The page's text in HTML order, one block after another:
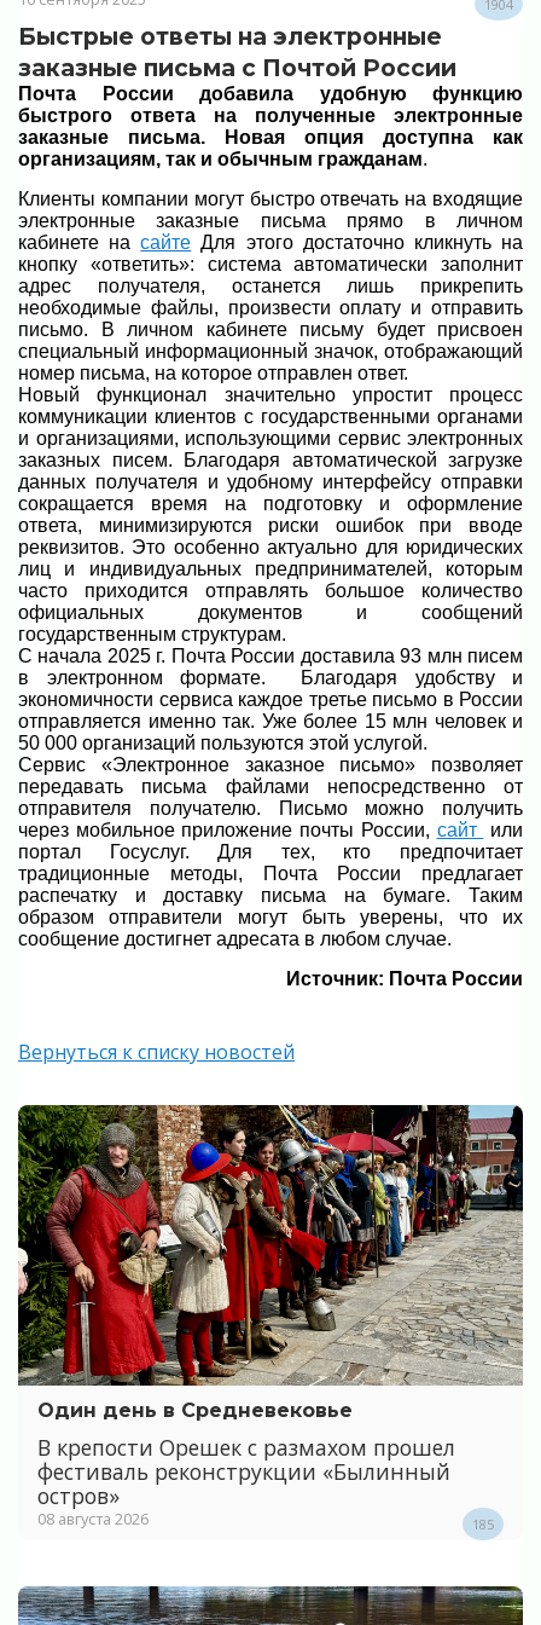
1904
Быстрые ответы на электронные
заказные письма с Почтой России
Почта России добавила удобную функцию
быстрого ответа на полученные электронные
заказные письма. Новая опция доступна как
организациям, так и обычным гражданам.
Клиенты компании могут быстро отвечать на входящие
электронные заказные письма прямо в личном
кабинете насайте Для этого достаточно кликнуть на
кнопку «ответить»: система автоматически заполнит
адрес получателя, останется лишь прикрепить
необходимые файлы, произвести оплату и отправить
письмо. В личном кабинете письму будет присвоен
специальный информационный значок, отображающий
номер письма, на которое отправлен ответ.
Новый функционал значительно упростит процесс
коммуникации клиентов с государственными органами
и организациями, использующими сервис электронных
заказных писем. Благодаря автоматической загрузке
данных получателя и удобному интерфейсу отправки
сокращается время на подготовку и оформление
ответа, минимизируются риски ошибок при вводе
реквизитов. Это особенно актуально для юридических
лиц и индивидуальных предпринимателей, которым
часто приходится отправлять большое количество
официальных документов и сообщений
государственным структурам.
С начала 2025 г. Почта России доставила 93 млн писем
в электронном формате. Благодаря удобству и
экономичности сервиса каждое третье письмо в России
отправляется именно так. Уже более 15 млн человек и
50 000 организаций пользуются этой услугой.
Сервис «Электронное заказное письмо» позволяет
передавать письма файлами непосредственно от
отправителя получателю. Письмо можно получить
через мобильное приложение почты России, сайт
или
портал Госуслуг. Для тех, кто предпочитает
традиционные методы, Почта России предлагает
распечатку и доставку письма на бумаге. Таким
образом отправители могут быть уверены, что их
сообщение достигнет адресата в любом случае.
Источник: Почта России
Вернуться к списку новостей
Один день в Средневековье
В крепости Орешек с размахом прошел
фестиваль реконструкции «Былинный
остров»
08 августа 2026 185